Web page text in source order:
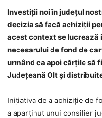
Investiții noi în județul
decizia să facă achiziții
acest context se lucrează
necesarului de fond de
urmând ca apoi cărţile să
Judeţeană Olt şi
Iniţiativa de a achiziţie de
a aparţinut unui consilier